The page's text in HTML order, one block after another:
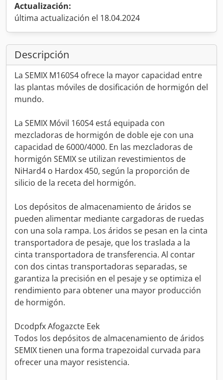
Actualización:
última actualización el 18.04.2024
Descripción
La SEMIX M160S4 ofrece la mayor capacidad entre
las plantas móviles de dosificación de hormigón del
mundo.
La SEMIX Móvil 160S4 está equipada con
mezcladoras de hormigón de doble eje con una
capacidad de 6000/4000. En las mezcladoras de
hormigón SEMIX se utilizan revestimientos de
NiHard4 o Hardox 450, según la proporción de
silicio de la receta del hormigón.
Los depósitos de almacenamiento de áridos se
pueden alimentar mediante cargadoras de ruedas
con una sola rampa. Los áridos se pesan en la cinta
transportadora de pesaje, que los traslada a la
cinta transportadora de transferencia. Al contar
con dos cintas transportadoras separadas, se
garantiza la precisión en el pesaje y se optimiza el
rendimiento para obtener una mayor producción
de hormigón.
Dcodpfx Afogazcte Eek
Todos los depósitos de almacenamiento de áridos
SEMIX tienen una forma trapezoidal curvada para
ofrecer una mayor resistencia.